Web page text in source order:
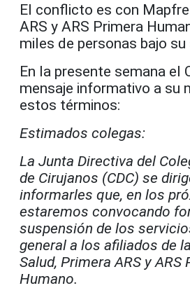
El conflicto es con
ARS y ARS Primera
miles de personas bajo
En la presente semana el
mensaje informativo a su
estos términos:
Estimados colegas:
La Junta Directiva del
de Cirujanos (CDC) se
informarles que, en los
estaremos convocando
suspensión de los
general a los afiliados de
Salud, Primera ARS y ARS
Humano.